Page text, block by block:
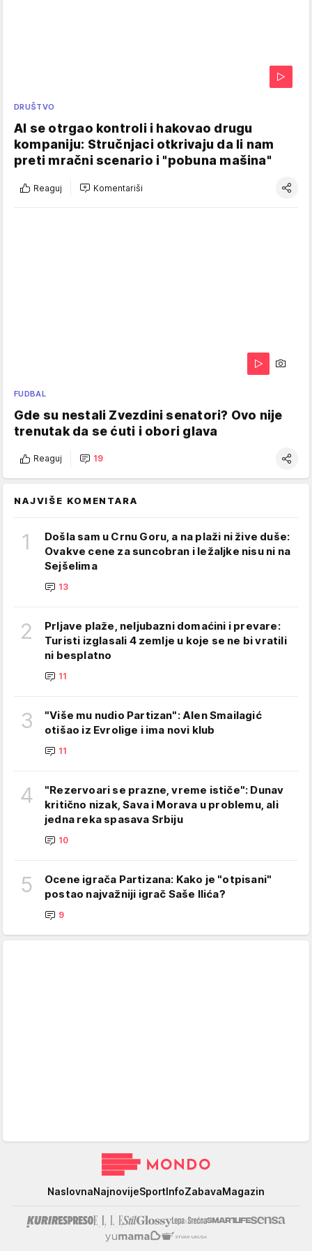
DRUŠTVO
AI se otrgao kontroli i hakovao drugu
kompaniju: Stručnjaci otkrivaju da li nam
preti mračni scenario i "pobuna mašina"
Reaguj Komentariši
FUDBAL
Gde su nestali Zvezdini senatori? Ovo nije
trenutak da se ćuti i obori glava
Reaguj 19
NAJVIŠE KOMENTARA
1
Došla sam u Crnu Goru, a na plaži ni žive duše:
Ovakve cene za suncobran i ležaljke nisu ni na
Sejšelima
13
2
Prljave plaže, neljubazni domaćini i prevare:
Turisti izglasali 4 zemlje u koje se ne bi vratili
ni besplatno
11
3
"Više mu nudio Partizan": Alen Smailagić
otišao iz Evrolige i ima novi klub
11
4
"Rezervoari se prazne, vreme ističe": Dunav
kritično nizak, Sava i Morava u problemu, ali
jedna reka spasava Srbiju
10
5
Ocene igrača Partizana: Kako je "otpisani"
postao najvažniji igrač Saše Ilića?
9
NaslovnaNajnovijeSportInfoZabavaMagazin